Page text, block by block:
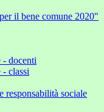
il bene comune 2020"
- docenti
- classi
responsabilità sociale